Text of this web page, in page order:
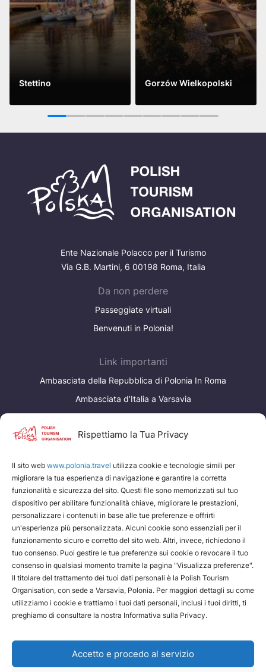
Rispettiamo la Tua Privacy
Il sito web www.polonia.travel utilizza cookie e tecnologie simili per
migliorare la tua esperienza di navigazione e garantire la corretta
funzionalità e sicurezza del sito. Questi file sono memorizzati sul tuo
dispositivo per abilitare funzionalità chiave, migliorare le prestazioni,
personalizzare i contenuti in base alle tue preferenze e offrirti
un'esperienza più personalizzata. Alcuni cookie sono essenziali per il
funzionamento sicuro e corretto del sito web. Altri, invece, richiedono il
tuo consenso. Puoi gestire le tue preferenze sui cookie o revocare il tuo
consenso in qualsiasi momento tramite la pagina "Visualizza preferenze".
Il titolare del trattamento dei tuoi dati personali è la Polish Tourism
Organisation, con sede a Varsavia, Polonia. Per maggiori dettagli su come
utilizziamo i cookie e trattiamo i tuoi dati personali, inclusi i tuoi diritti, ti
preghiamo di consultare la nostra Informativa sulla Privacy.
Accetto e procedo al servizio
Stettino
Leggi di più
Gorzów Wielkopolski
Leggi di più
1 2 3 4 5 6 7 8 9
Ente Nazionale Polacco per il Turismo
Via G.B. Martini, 6 00198 Roma, Italia
Da non perdere
Passeggiate virtuali
Benvenuti in Polonia!
Link importanti
Ambasciata della Repubblica di Polonia In Roma
Ambasciata d’Italia a Varsavia
I nostri servizi
Polish Tourism Organisation
ContattaciDeclaration of availabilityThe Privacy & Cookies Policy